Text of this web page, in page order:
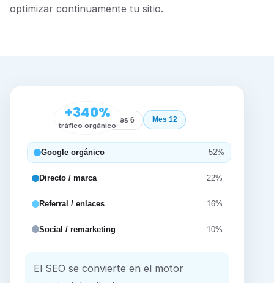
optimizar continuamente tu sitio.
+340%
tráfico orgánico
Mes 6 Mes 12
Google orgánico 52%
Directo / marca 22%
Referral / enlaces 16%
Social / remarketing 10%
El SEO se convierte en el motor